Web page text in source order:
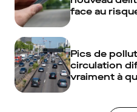
face au
Pics de
circulation
vraiment à